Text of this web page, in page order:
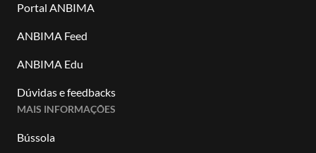
Portal ANBIMA
ANBIMA Feed
ANBIMA Edu
Dúvidas e feedbacks
MAIS INFORMAÇÕES
Bússola